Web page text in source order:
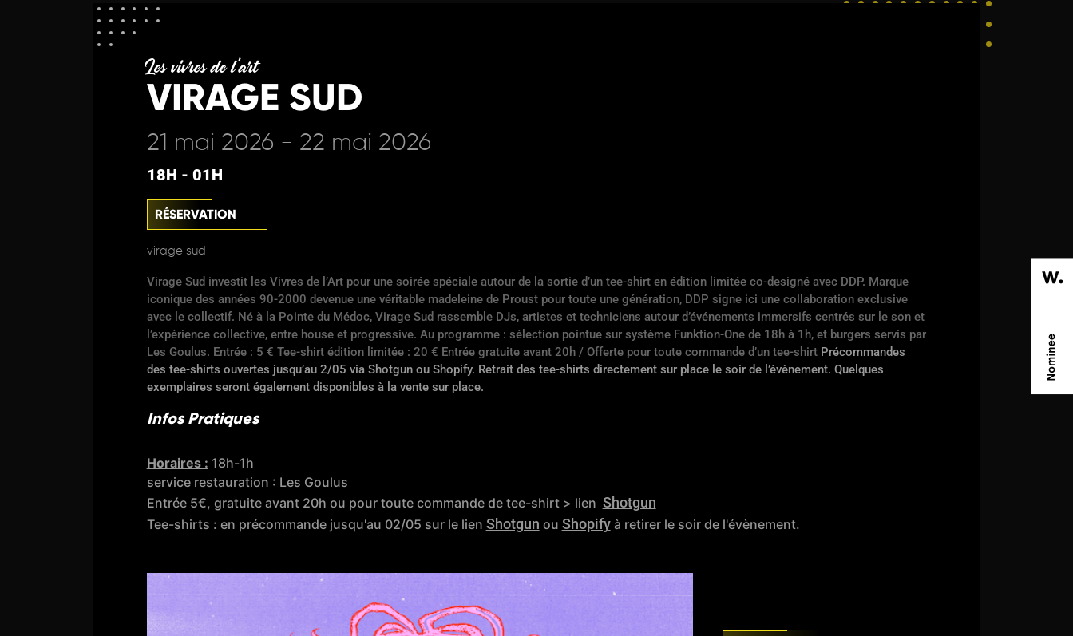
Les vivres de l'art
VIRAGE SUD
21 mai 2026 - 22 mai 2026
18H - 01H
RÉSERVATION
virage sud
Virage Sud investit les Vivres de l’Art pour une soirée spéciale autour de la sortie d’un tee-shirt en édition limitée co-designé avec DDP. Marque
iconique des années 90-2000 devenue une véritable madeleine de Proust pour toute une génération, DDP signe ici une collaboration exclusive
avec le collectif. Né à la Pointe du Médoc, Virage Sud rassemble DJs, artistes et techniciens autour d’événements immersifs centrés sur le son et
l’expérience collective, entre house et progressive. Au programme : sélection pointue sur système Funktion-One de 18h à 1h, et burgers servis par
Les Goulus. Entrée : 5 € Tee-shirt édition limitée : 20 € Entrée gratuite avant 20h / Offerte pour toute commande d’un tee-shirt Précommandes
des tee-shirts ouvertes jusqu’au 2/05 via Shotgun ou Shopify. Retrait des tee-shirts directement sur place le soir de l’évènement. Quelques
exemplaires seront également disponibles à la vente sur place.
Infos Pratiques
Horaires : 18h-1h
service restauration : Les Goulus
Entrée 5€, gratuite avant 20h ou pour toute commande de tee-shirt > lien Shotgun
Tee-shirts : en précommande jusqu'au 02/05 sur le lien Shotgun ou Shopifyà retirer le soir de l'évènement.